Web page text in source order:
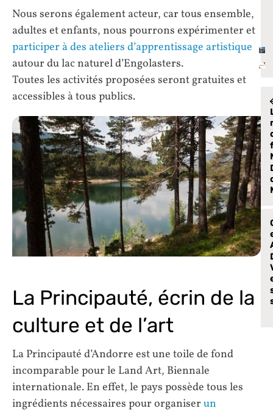
Nous serons également acteur, car tous ensemble,
adultes et enfants, nous pourrons expérimenter et
participer à des ateliers d’apprentissage artistique
autour du lac naturel d’Engolasters.
Toutes les activités proposées seront gratuites et
accessibles à tous publics.
La Principauté, écrin de la
culture et de l’art
La Principauté d’Andorre est une toile de fond
incomparable pour le Land Art, Biennale
internationale. En effet, le pays possède tous les
ingrédients nécessaires pour organiser un